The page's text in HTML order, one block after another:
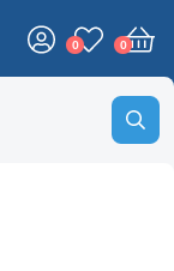
0 0